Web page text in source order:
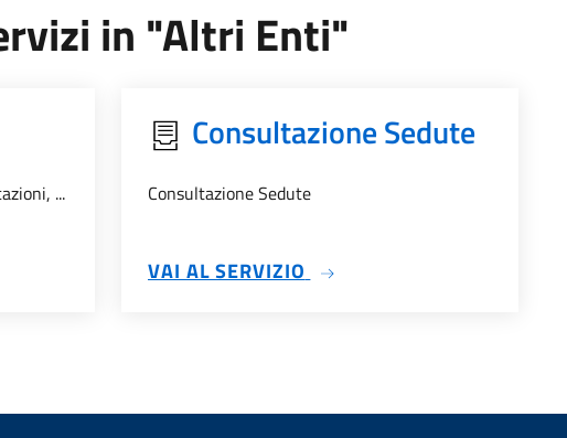
in "Altri Enti"
...
Consultazione Sedute
Consultazione Sedute
VAI AL SERVIZIO SU CONSULTAZIONE